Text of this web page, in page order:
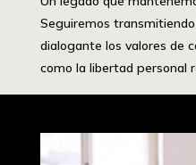
Seguiremos
dialogante los valores de
como la libertad personal